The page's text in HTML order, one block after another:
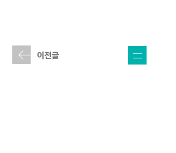
이전글
목록